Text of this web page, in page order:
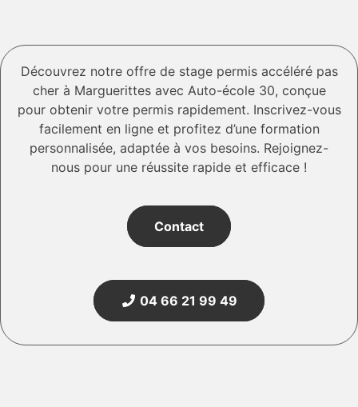
Découvrez notre offre de stage permis accéléré pas
cher à Marguerittes avec Auto-école 30, conçue
pour obtenir votre permis rapidement. Inscrivez-vous
facilement en ligne et profitez d’une formation
personnalisée, adaptée à vos besoins. Rejoignez-
nous pour une réussite rapide et efficace !
Contact
04 66 21 99 49